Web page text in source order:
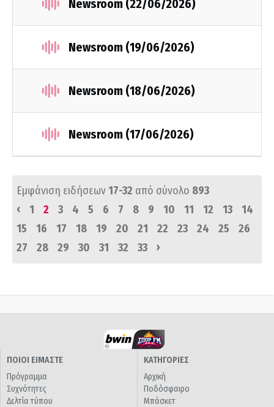
Newsroom (22/06/2026)
Newsroom (19/06/2026)
Newsroom (18/06/2026)
Newsroom (17/06/2026)
Εμφάνιση ειδήσεων17-32 από σύνολο 893
‹
1 2 3 4 5 6 7 8 9 10 11 12 13
14
15
16 17 18 19 20 21 22 23 24 25
26
27
28 29 30 31 32 33 ›
ΠΟΙΟΙ ΕΙΜΑΣΤΕ
Πρόγραμμα
Συχνότητες
Δελτία τύπου
ΚΑΤΗΓΟΡΙΕΣ
Αρχική
Ποδόσφαιρο
Μπάσκετ